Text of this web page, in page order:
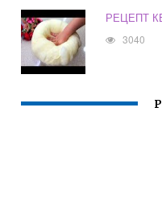
РЕЦЕПТ
3040